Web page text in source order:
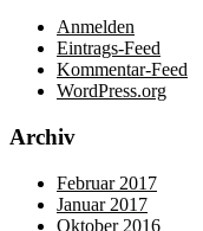
Anmelden
Eintrags-Feed
Kommentar-Feed
WordPress.org
Archiv
Februar 2017
Januar 2017
Oktober 2016